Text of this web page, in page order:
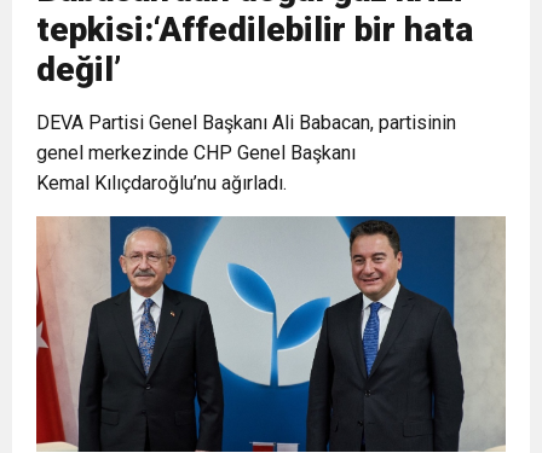
Cumhuriyet, Türk Milletinin Özgürlük
ve Onur Nişanesidir
6:19 HBB BAŞKANI ÖNTÜRK’ÜN
CUMHURİYET BAYRAMI MESAJI
17:36 KURUMLAR VERGİSİ ERTELENDİ
1:00 İTSO İŞ-KUR SGK TOPLANTI
DUYURUSU
21:40 CEYLANDERE’DE BAŞKAN EMRAH
KARAÇAY’A SEVGİ SELİ
18:22 BAŞKAN SAMİ ÜSTÜN’DEN
GÖNÜLLERE DOKUNAN ZİYARET
tepkisi:‘Affedilebilir bir hata
değil’
DEVA Partisi Genel Başkanı Ali Babacan, partisinin
genel merkezinde CHP Genel Başkanı
Kemal Kılıçdaroğlu’nu ağırladı.